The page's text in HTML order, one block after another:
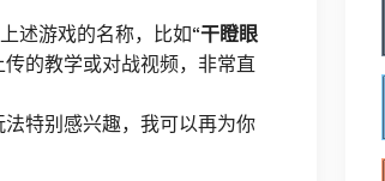
述游戏的名称，比如“干瞪眼
的教学或对战视频，非常直
特别感兴趣，我可以再为你